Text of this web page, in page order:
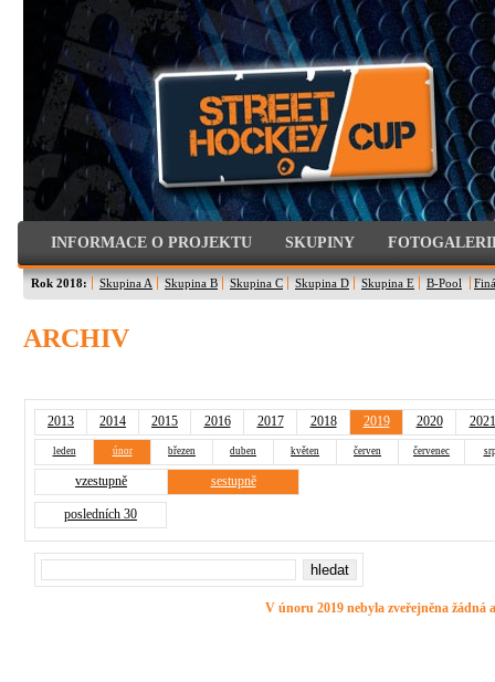
INFORMACE O PROJEKTU SKUPINY
Rok 2018: Skupina A Skupina B Skupina C Skupina D Skupina E B-Pool
ARCHIV
2013 2014 2015 2016 2017 2018 2019 2020 2021
leden únor březen duben květen červen červenec
vzestupně sestupně
posledních 30
V únoru 2019 nebyla zveřejněna žádná